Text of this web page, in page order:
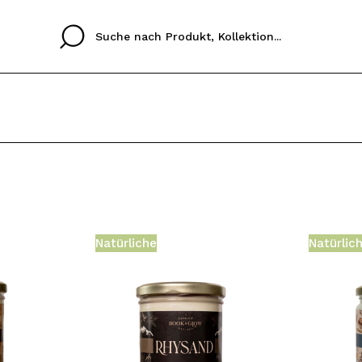
ICH
Durch die Erstellung
Einkäufe schnell
ESPAÑOL
Natürliche